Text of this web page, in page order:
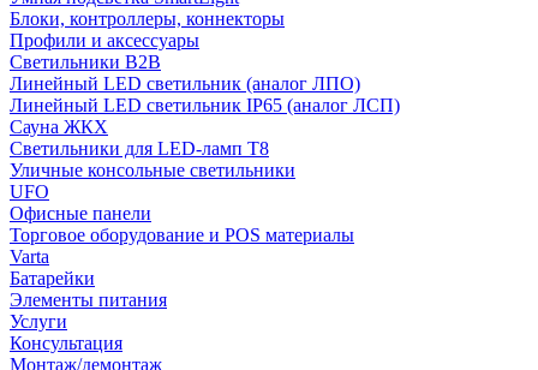
Блоки, контроллеры, коннекторы
Профили и аксессуары
Светильники B2B
Линейный LED светильник (аналог ЛПО)
Линейный LED светильник IP65 (аналог ЛСП)
Сауна ЖКХ
Светильники для LED-ламп T8
Уличные консольные светильники
UFO
Офисные панели
Торговое оборудование и POS материалы
Varta
Батарейки
Элементы питания
Услуги
Консультация
Монтаж/демонтаж